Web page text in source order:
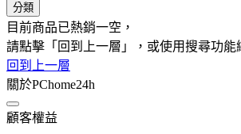
分類
目前商品已熱銷一空，
請點擊「回到上一層」，或使用搜尋功能
回到上一層
關於PChome24h
顧客權益